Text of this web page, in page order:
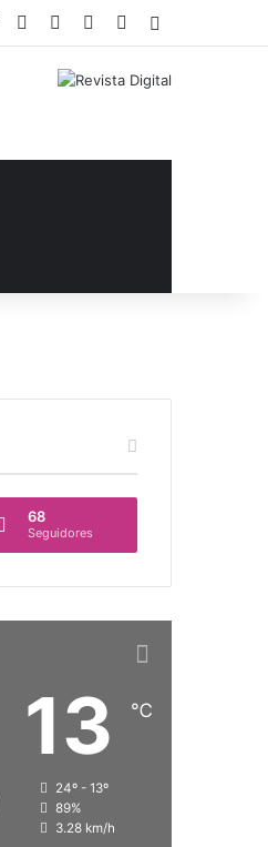
Facebook YouTubeInstagram
68
Seguidores
13 ℃
24º - 13º
89%
3.28 km/h